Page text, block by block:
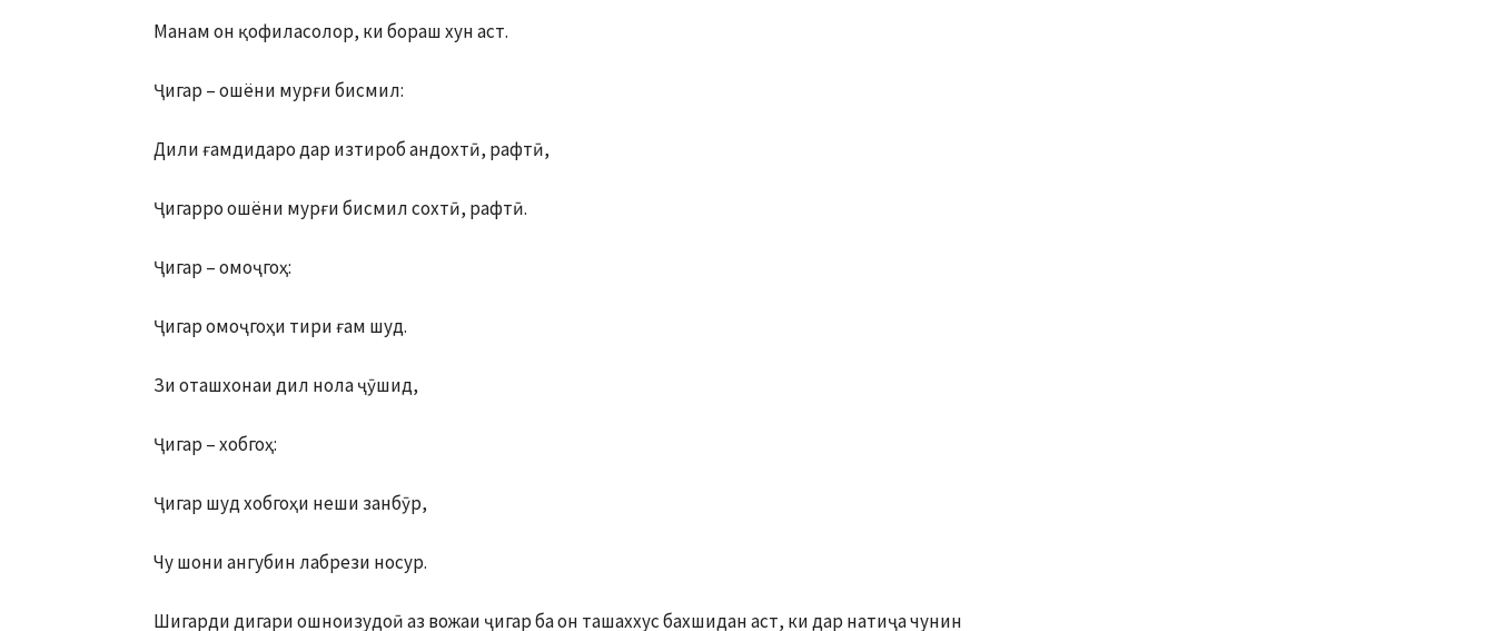
Манам он қофиласолор, ки бораш хун аст.
Ҷигар – ошёни мурғи бисмил:
Дили ғамдидаро дар изтироб андохтӣ, рафтӣ,
Ҷигарро ошёни мурғи бисмил сохтӣ, рафтӣ.
Ҷигар – омоҷгоҳ:
Ҷигар омоҷгоҳи тири ғам шуд.
Зи оташхонаи дил нола ҷӯшид,
Ҷигар – хобгоҳ:
Ҷигар шуд хобгоҳи неши занбӯр,
Чу шони ангубин лабрези носур.
Шигарди дигари ошноизудоӣ аз вожаи ҷигар ба он ташаххус бахшидан аст, ки дар натиҷа чунин